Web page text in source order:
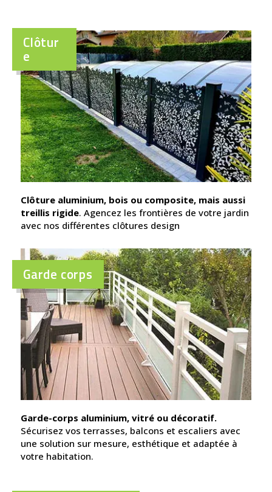
Clôtur
e
Clôture aluminium, bois ou composite, mais aussi
treillis rigide. Agencez les frontières de votre jardin
avec nos différentes clôtures design
Garde corps
Garde-corps aluminium, vitré ou décoratif.
Sécurisez vos terrasses, balcons et escaliers avec
une solution sur mesure, esthétique et adaptée à
votre habitation.